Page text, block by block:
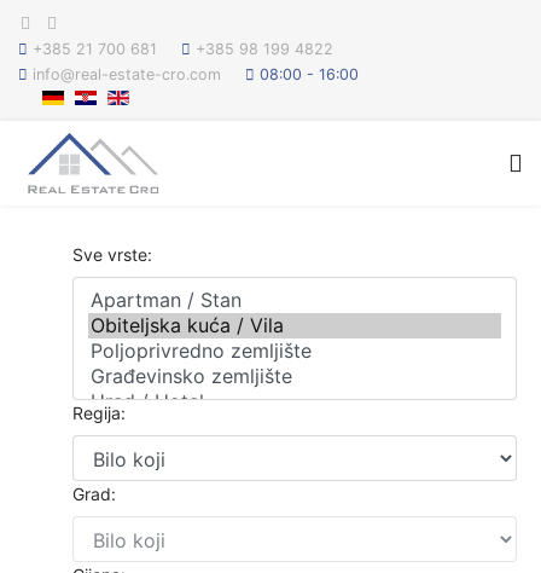
+385 21 700 681
+385 98 199 4822
info@real-estate-cro.com
08:00 - 16:00
Sve vrste:
Regija:
Grad: